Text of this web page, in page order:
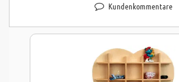
Kundenkommentare